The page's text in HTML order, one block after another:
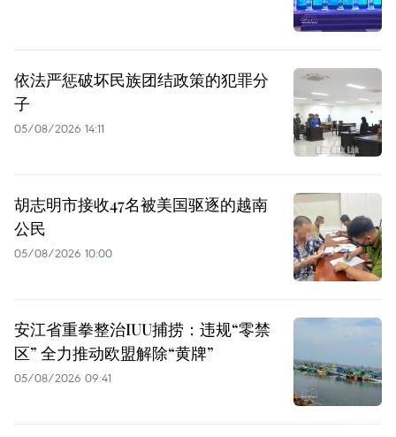
依法严惩破坏民族团结政策的犯罪分
子
05/08/2026 14:11
胡志明市接收47名被美国驱逐的越南
公民
05/08/2026 10:00
安江省重拳整治IUU捕捞：违规“零禁
区” 全力推动欧盟解除“黄牌”
05/08/2026 09:41